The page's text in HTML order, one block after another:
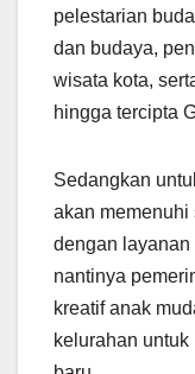
pelestarian
dan budaya,
wisata kota,
hingga tercipta
Sedangkan
akan memenuhi
dengan
nantinya
kreatif anak
kelurahan